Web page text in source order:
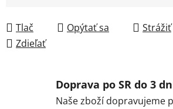
Tlač Opýtať sa
Strážiť
Zdieľať
Doprava po SR do 3
Naše zboží dopravujeme